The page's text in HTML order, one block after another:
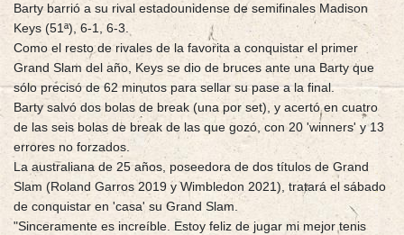
Barty barrió a su rival estadounidense de semifinales Madison
Keys (51ª), 6-1, 6-3.
Como el resto de rivales de la favorita a conquistar el primer
Grand Slam del año, Keys se dio de bruces ante una Barty que
sólo precisó de 62 minutos para sellar su pase a la final.
Barty salvó dos bolas de break (una por set), y acertó en cuatro
de las seis bolas de break de las que gozó, con 20 'winners' y 13
errores no forzados.
La australiana de 25 años, poseedora de dos títulos de Grand
Slam (Roland Garros 2019 y Wimbledon 2021), tratará el sábado
de conquistar en 'casa' su Grand Slam.
"Sinceramente es increíble. Estoy feliz de jugar mi mejor tenis